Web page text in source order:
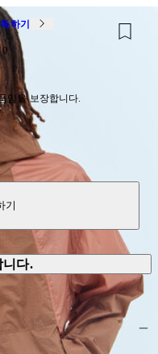
하기
0
임을 보장합니다.
기
니다.